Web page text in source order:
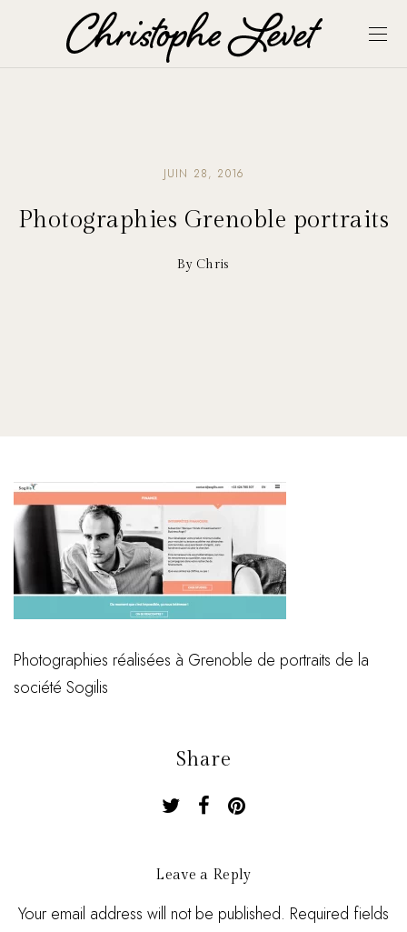
JUIN 28, 2016
Photographies Grenoble portraits
By Chris
Photographies réalisées à Grenoble de portraits de la
société Sogilis
Share
Leave a Reply
Your email address will not be published. Required fields